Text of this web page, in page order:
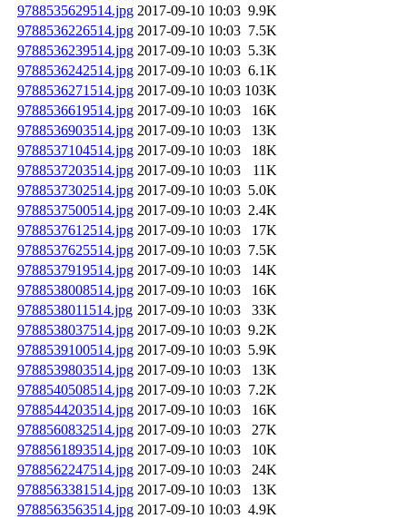
9788535629514.jpg 2017-09-10 10:03 9.9K
9788536226514.jpg 2017-09-10 10:03 7.5K
9788536239514.jpg 2017-09-10 10:03 5.3K
9788536242514.jpg 2017-09-10 10:03 6.1K
9788536271514.jpg 2017-09-10 10:03 103K
9788536619514.jpg 2017-09-10 10:03
16K
9788536903514.jpg 2017-09-10 10:03
13K
9788537104514.jpg 2017-09-10 10:03
18K
9788537203514.jpg 2017-09-10 10:03
11K
9788537302514.jpg 2017-09-10 10:03 5.0K
9788537500514.jpg 2017-09-10 10:03 2.4K
9788537612514.jpg 2017-09-10 10:03
17K
9788537625514.jpg 2017-09-10 10:03 7.5K
9788537919514.jpg 2017-09-10 10:03
14K
9788538008514.jpg 2017-09-10 10:03
16K
9788538011514.jpg 2017-09-10 10:03
33K
9788538037514.jpg 2017-09-10 10:03 9.2K
9788539100514.jpg 2017-09-10 10:03 5.9K
9788539803514.jpg 2017-09-10 10:03
13K
9788540508514.jpg 2017-09-10 10:03 7.2K
9788544203514.jpg 2017-09-10 10:03
16K
9788560832514.jpg 2017-09-10 10:03
27K
9788561893514.jpg 2017-09-10 10:03
10K
9788562247514.jpg 2017-09-10 10:03
24K
9788563381514.jpg 2017-09-10 10:03
13K
9788563563514.jpg 2017-09-10 10:03 4.9K